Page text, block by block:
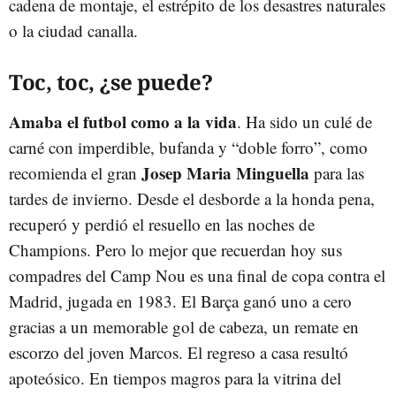
cadena de montaje, el estrépito de los desastres naturales
o la ciudad canalla.
Toc, toc, ¿se puede?
Amaba el futbol como a la vida. Ha sido un culé de
carné con imperdible, bufanda y “doble forro”, como
recomienda el gran Josep Maria Minguella para las
tardes de invierno. Desde el desborde a la honda pena,
recuperó y perdió el resuello en las noches de
Champions. Pero lo mejor que recuerdan hoy sus
compadres del Camp Nou es una final de copa contra el
Madrid, jugada en 1983. El Barça ganó uno a cero
gracias a un memorable gol de cabeza, un remate en
escorzo del joven Marcos. El regreso a casa resultó
apoteósico. En tiempos magros para la vitrina del